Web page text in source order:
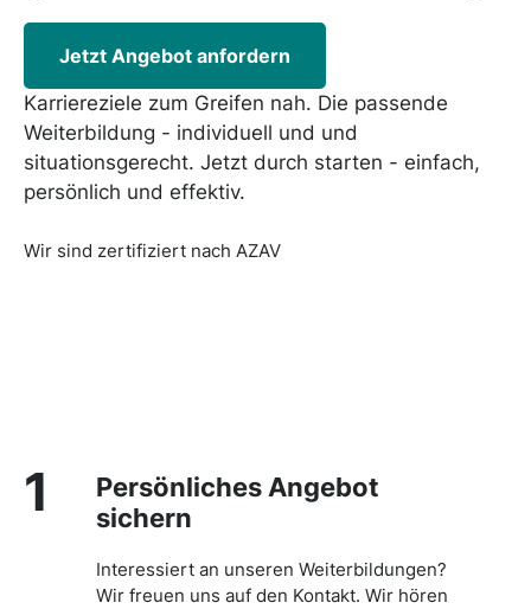
Jetzt Angebot anfordern
Karriereziele zum Greifen nah. Die passende
Weiterbildung - individuell und und
situationsgerecht. Jetzt durch starten - einfach,
persönlich und effektiv.
Wir sind zertifiziert nach AZAV
1
Persönliches Angebot
sichern
Interessiert an unseren Weiterbildungen?
Wir freuen uns auf den Kontakt. Wir hören